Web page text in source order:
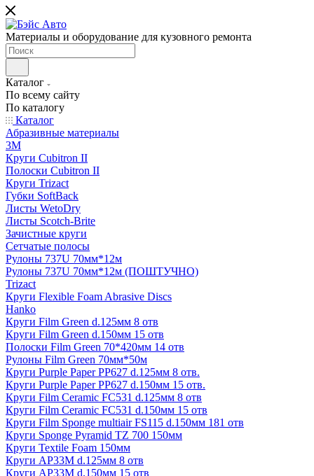
Материалы и оборудование для кузовного ремонта
Каталог
По всему сайту
По каталогу
Каталог
Абразивные материалы
3M
Круги Cubitron II
Полоски Cubitron II
Круги Trizact
Губки SoftBack
Листы WetoDry
Листы Scotch-Brite
Зачистные круги
Сетчатые полосы
Рулоны 737U 70мм*12м
Рулоны 737U 70мм*12м (ПОШТУЧНО)
Trizact
Круги Flexible Foam Abrasive Discs
Hanko
Круги Film Green d.125мм 8 отв
Круги Film Green d.150мм 15 отв
Полоски Film Green 70*420мм 14 отв
Рулоны Film Green 70мм*50м
Круги Purple Paper PP627 d.125мм 8 отв.
Круги Purple Paper PP627 d.150мм 15 отв.
Круги Film Ceramic FC531 d.125мм 8 отв
Круги Film Ceramic FC531 d.150мм 15 отв
Круги Film Sponge multiair FS115 d.150мм 181 отв
Круги Sponge Pyramid TZ 700 150мм
Круги Textile Foam 150мм
Круги AP33M d.125мм 8 отв
Круги AP33M d.150мм 15 отв